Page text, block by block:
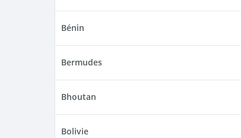
Bénin
Bermudes
Bhoutan
Bolivie